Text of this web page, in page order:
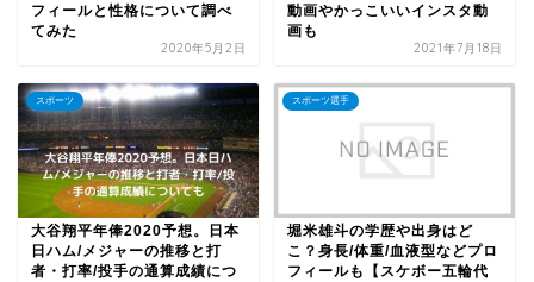
フィールと性格について調べ
てみた
2020年5月2日
動画やかっこいいインスタ動
画も
2021年7月18日
スポーツ
大谷翔平年俸2020予想。日本
日ハム/メジャーの推移と打
者・打率/投手の通算成績につ
スポーツ選手
堀米雄斗の学歴や出身はど
こ？身長/体重/血液型などプロ
フィールも【スケボー五輪代